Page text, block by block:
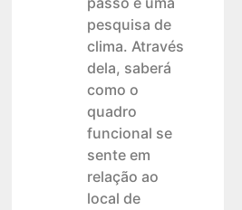
pesquisa de
clima. Através
dela, saberá
como o
quadro
funcional se
sente em
relação ao
local de